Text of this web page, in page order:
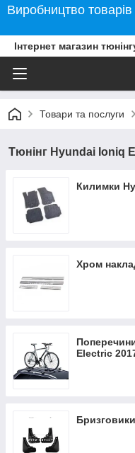
Виробництво
Інтернет магазин
Товари та послуги
Тюнінг Hyundai Ioniq
Килимки
Хром
Electric